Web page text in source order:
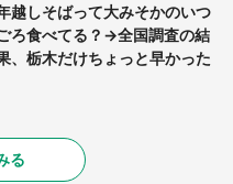
越しそばって大みそかのいつ
ろ食べてる？→全国調査の結
、栃木だけちょっと早かった
る